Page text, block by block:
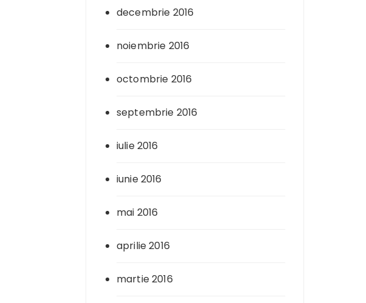
decembrie 2016
noiembrie 2016
octombrie 2016
septembrie 2016
iulie 2016
iunie 2016
mai 2016
aprilie 2016
martie 2016